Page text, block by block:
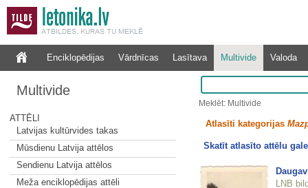
Enciklopēdijas Vārdnīcas Lasītava Multivide Valoda
Multivide
ATTĒLI
Latvijas kultūrvides takas
Mūsdienu Latvija attēlos
Sendienu Latvija attēlos
Meža enciklopēdijas attēli
Meklēt: Multivide
Atlasīti kategorijas
Skatīt atlasīto attēlu
LNB